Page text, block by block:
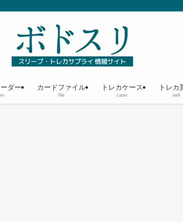
ダー カードファイル
file
トレカケース
case
トレカ
sell